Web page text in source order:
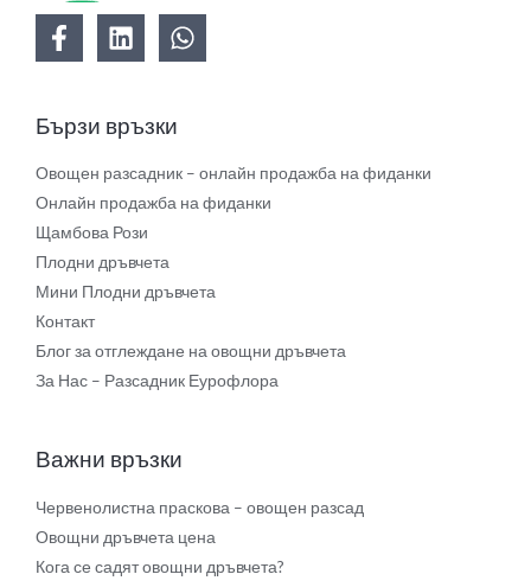
Бързи връзки
Овощен разсадник – онлайн продажба на фиданки
Онлайн продажба на фиданки
Щамбова Рози
Плодни дръвчета
Мини Плодни дръвчета
Контакт
Блог за отглеждане на овощни дръвчета
За Нас – Разсадник Еурофлора
Важни връзки
Червенолистна праскова – овощен разсад
Овощни дръвчета цена
Кога се садят овощни дръвчета?